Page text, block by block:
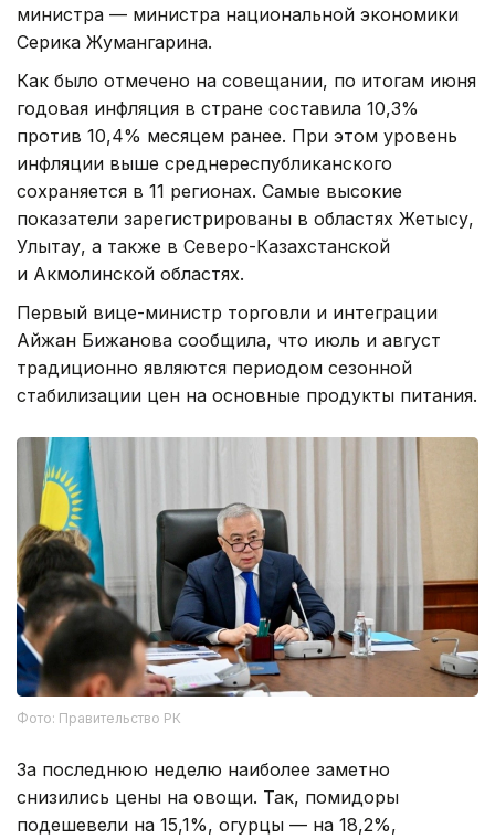
министра — министра национальной экономики
Серика Жумангарина.
Как было отмечено на совещании, по итогам июня
годовая инфляция в стране составила 10,3%
против 10,4% месяцем ранее. При этом уровень
инфляции выше среднереспубликанского
сохраняется в 11 регионах. Самые высокие
показатели зарегистрированы в областях Жетысу,
Улытау, а также в Северо-Казахстанской
и Акмолинской областях.
Первый вице-министр торговли и интеграции
Айжан Бижанова сообщила, что июль и август
традиционно являются периодом сезонной
стабилизации цен на основные продукты питания.
Фото: Правительство РК
За последнюю неделю наиболее заметно
снизились цены на овощи. Так, помидоры
подешевели на 15,1%, огурцы — на 18,2%,